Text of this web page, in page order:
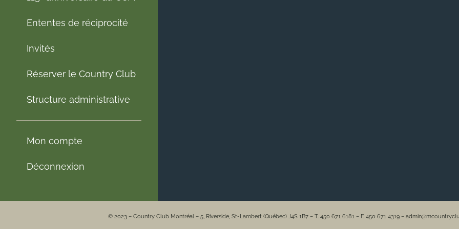
Ententes de réciprocité
Invités
Réserver le Country Club
Structure administrative
Mon compte
Déconnexion
© 2023 – Country Club Montréal – 5, Riverside, St-Lambert (Québec) J4S 1B7 – T. 450 671 6181 – F. 450 671 4319 –